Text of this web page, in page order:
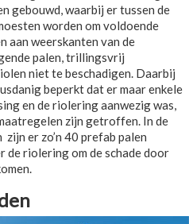
gebouwd, waarbij er tussen de
worden om voldoende
aan weerskanten van de
palen, trillingsvrij
niet te beschadigen. Daarbij
beperkt dat er maar enkele
en de riolering aanwezig was,
zijn getroffen. In de
er zo’n 40 prefab palen
riolering om de schade door